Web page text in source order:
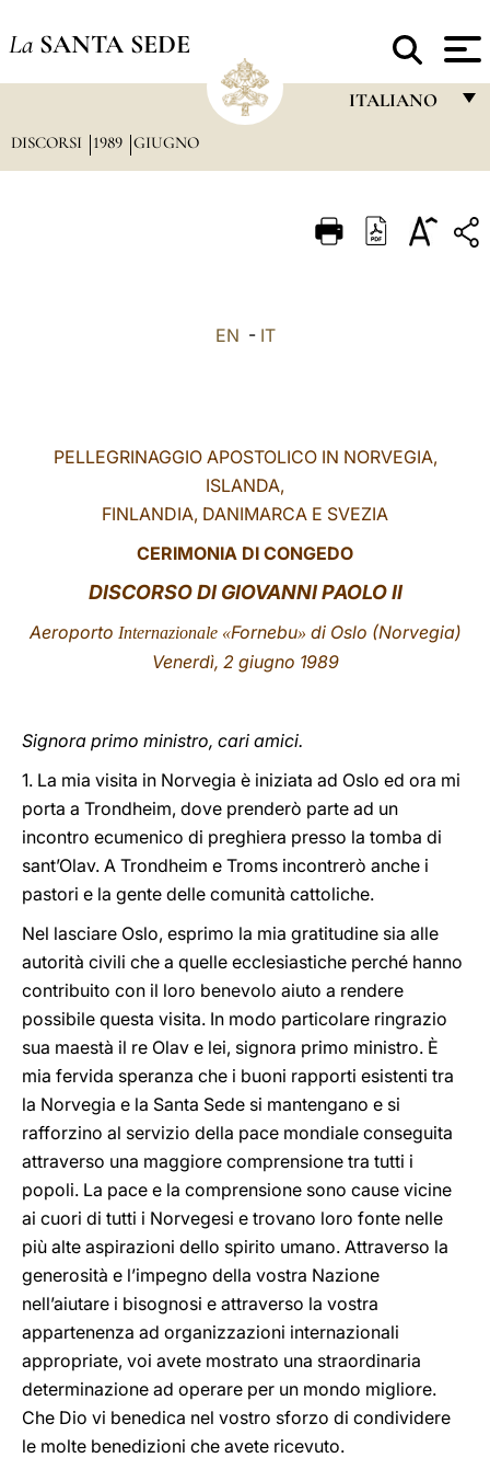
La SANTA SEDE
ITALIANO
ITALIANO
LATINE
DISCORSI 1989 GIUGNO
EN - IT
PELLEGRINAGGIO APOSTOLICO IN NORVEGIA,
ISLANDA,
FINLANDIA, DANIMARCA E SVEZIA
CERIMONIA DI CONGEDO
DISCORSO DI GIOVANNI PAOLO II
Aeroporto Internazionale «Fornebu» di Oslo (Norvegia)
Venerdì, 2 giugno 1989
Signora primo ministro, cari amici.
1. La mia visita in Norvegia è iniziata ad Oslo ed ora mi
porta a Trondheim, dove prenderò parte ad un
incontro ecumenico di preghiera presso la tomba di
sant’Olav. A Trondheim e Troms incontrerò anche i
pastori e la gente delle comunità cattoliche.
Nel lasciare Oslo, esprimo la mia gratitudine sia alle
autorità civili che a quelle ecclesiastiche perché hanno
contribuito con il loro benevolo aiuto a rendere
possibile questa visita. In modo particolare ringrazio
sua maestà il re Olav e lei, signora primo ministro. È
mia fervida speranza che i buoni rapporti esistenti tra
la Norvegia e la Santa Sede si mantengano e si
rafforzino al servizio della pace mondiale conseguita
attraverso una maggiore comprensione tra tutti i
popoli. La pace e la comprensione sono cause vicine
ai cuori di tutti i Norvegesi e trovano loro fonte nelle
più alte aspirazioni dello spirito umano. Attraverso la
generosità e l’impegno della vostra Nazione
nell’aiutare i bisognosi e attraverso la vostra
appartenenza ad organizzazioni internazionali
appropriate, voi avete mostrato una straordinaria
determinazione ad operare per un mondo migliore.
Che Dio vi benedica nel vostro sforzo di condividere
le molte benedizioni che avete ricevuto.